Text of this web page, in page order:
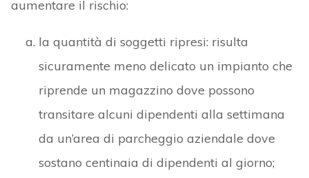
aumentare il rischio:
la quantità di soggetti ripresi: risulta
sicuramente meno delicato un impianto che
riprende un magazzino dove possono
transitare alcuni dipendenti alla settimana
da un’area di parcheggio aziendale dove
sostano centinaia di dipendenti al giorno;